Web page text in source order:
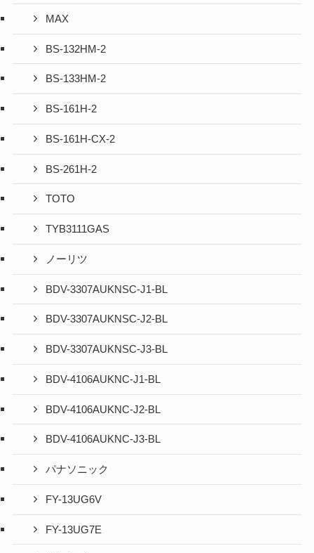
MAX
BS-132HM-2
BS-133HM-2
BS-161H-2
BS-161H-CX-2
BS-261H-2
TOTO
TYB3111GAS
ノーリツ
BDV-3307AUKNSC-J1-BL
BDV-3307AUKNSC-J2-BL
BDV-3307AUKNSC-J3-BL
BDV-4106AUKNC-J1-BL
BDV-4106AUKNC-J2-BL
BDV-4106AUKNC-J3-BL
パナソニック
FY-13UG6V
FY-13UG7E